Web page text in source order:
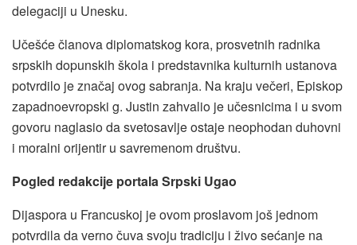
delegaciji u Unesku.
Učešće članova diplomatskog kora, prosvetnih radnika
srpskih dopunskih škola i predstavnika kulturnih ustanova
potvrdilo je značaj ovog sabranja. Na kraju večeri, Episkop
zapadnoevropski g. Justin zahvalio je učesnicima i u svom
govoru naglasio da svetosavlje ostaje neophodan duhovni
i moralni orijentir u savremenom društvu.
Pogled redakcije portala Srpski Ugao
Dijaspora u Francuskoj je ovom proslavom još jednom
potvrdila da verno čuva svoju tradiciju i živo sećanje na